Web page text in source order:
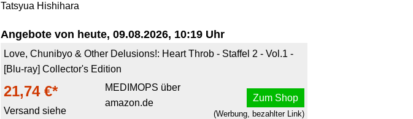
Tatsyua Hishihara
Angebote von heute, 09.08.2026, 10:19 Uhr
Love, Chunibyo & Other Delusions!: Heart Throb - Staffel 2 - Vol.1 -
[Blu-ray] Collector's Edition
21,74 €*
Versand siehe
MEDIMOPS über
amazon.de
Zum Shop
(Werbung, bezahlter Link)